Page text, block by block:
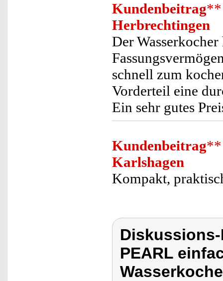
Kundenbeitrag**
Herbrechtingen
Der
schnell zum
Vorderteil eine
Ein sehr gutes
Kundenbeitrag**
Karlshagen
Kompakt,
PEARL